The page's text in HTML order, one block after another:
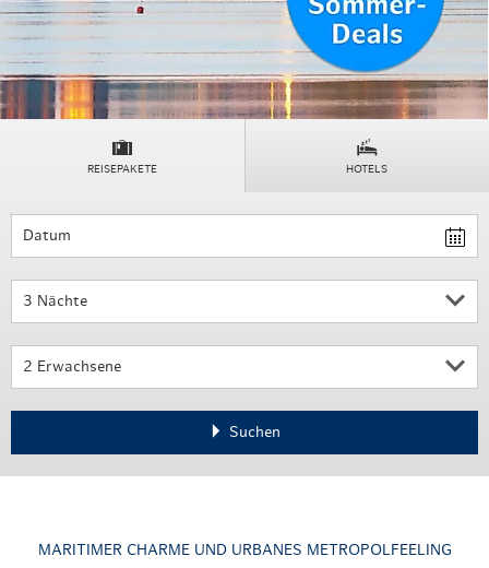
REISEPAKETE HOTELS
7 Fri
Datum
2 Erwachsene
Suchen
MARITIMER CHARME UND URBANES METROPOLFEELING